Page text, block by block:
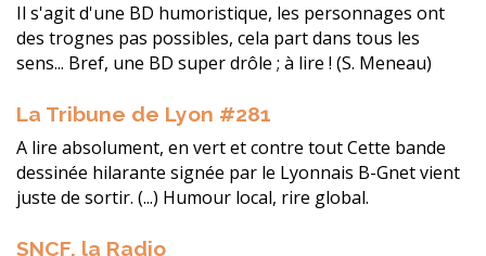
Il s'agit d'une BD humoristique, les personnages ont
des trognes pas possibles, cela part dans tous les
sens... Bref, une BD super drôle ; à lire ! (S. Meneau)
La Tribune de Lyon #281
A lire absolument, en vert et contre tout Cette bande
dessinée hilarante signée par le Lyonnais B-Gnet vient
juste de sortir. (...) Humour local, rire global.
SNCF, la Radio